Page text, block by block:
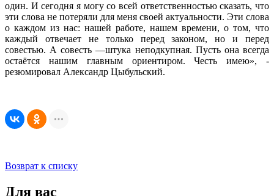
один. И сегодня я могу со всей ответственностью сказать, что
эти слова не потеряли для меня своей актуальности. Эти слова
о каждом из нас: нашей работе, нашем времени, о том, что
каждый отвечает не только перед законом, но и перед
совестью. А совесть —штука неподкупная. Пусть она всегда
остаётся нашим главным ориентиром. Честь имею», -
резюмировал Александр Цыбульский.
Возврат к списку
Для вас